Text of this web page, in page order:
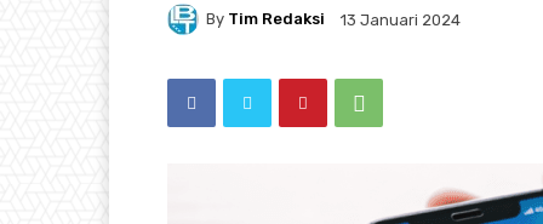
By Tim Redaksi 13 Januari 2024